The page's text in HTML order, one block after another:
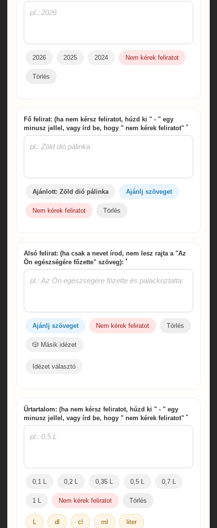
2026 2025 2024 Nem kérek feliratot
Törlés
Fő felirat: (ha nem kérsz feliratot, húzd ki " - " egy
minusz jellel, vagy írd be, hogy " nem kérek feliratot" *
Ajánlott: Zöld dió pálinka Ajánlj szöveget
Nem kérek feliratot Törlés
Alsó felirat: (ha csak a nevet írod, nem lesz rajta a "Az
Ön egészségére főzette" szöveg): *
Ajánlj szöveget Nem kérek feliratot Törlés
🎲 Másik idézet
Idézet választó
Űrtartalom: (ha nem kérsz feliratot, húzd ki " - " egy
minusz jellel, vagy írd be, hogy " nem kérek feliratot" *
0,1 L 0,2 L 0,35 L 0,5 L 0,7 L
1 L Nem kérek feliratot Törlés
L dl cl ml liter